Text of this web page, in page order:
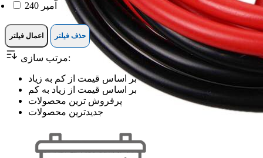
240 آمپر
اعمال فیلتر حذف فیلتر
مرتب سازی:
بر اساس قیمت از کم به زیاد
بر اساس قیمت از زیاد به کم
پرفروش ترین محصولات
جدیدترین محصولات